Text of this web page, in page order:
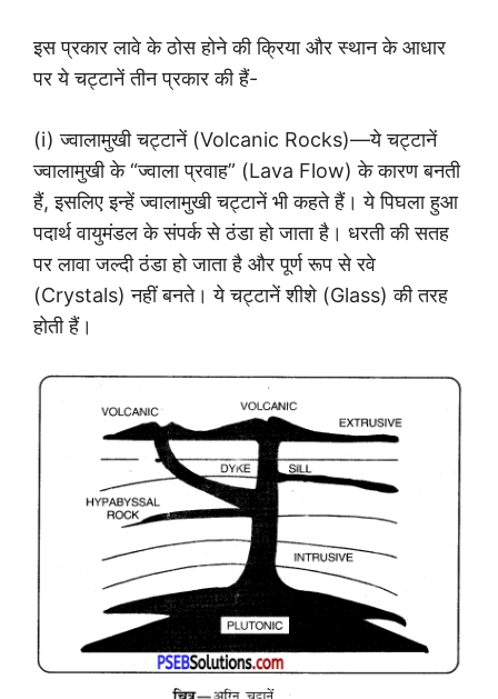
इस प्रकार लावे के ठोस होने की क्रिया और स्थान के आधार
पर ये चट्टानें तीन प्रकार की हैं-
(i) ज्वालामुखी चट्टानें (Volcanic Rocks)—ये चट्टानें
ज्वालामुखी के “ज्वाला प्रवाह” (Lava Flow) के कारण बनती
हैं, इसलिए इन्हें ज्वालामुखी चट्टानें भी कहते हैं। ये पिघला हुआ
पदार्थ वायुमंडल के संपर्क से ठंडा हो जाता है। धरती की सतह
पर लावा जल्दी ठंडा हो जाता है और पूर्ण रूप से रवे
(Crystals) नहीं बनते। ये चट्टानें शीशे (Glass) की तरह
होती हैं।